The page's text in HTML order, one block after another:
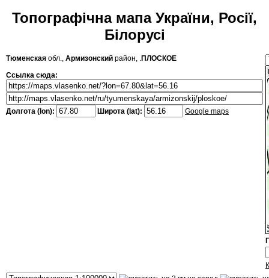
Топографічна мапа України, Росії,
Білорусі
Тюменская обл., Армизонский район, .ПЛОСКОЕ
Ссылка сюда:
Долгота (lon): Широта (lat): Google maps